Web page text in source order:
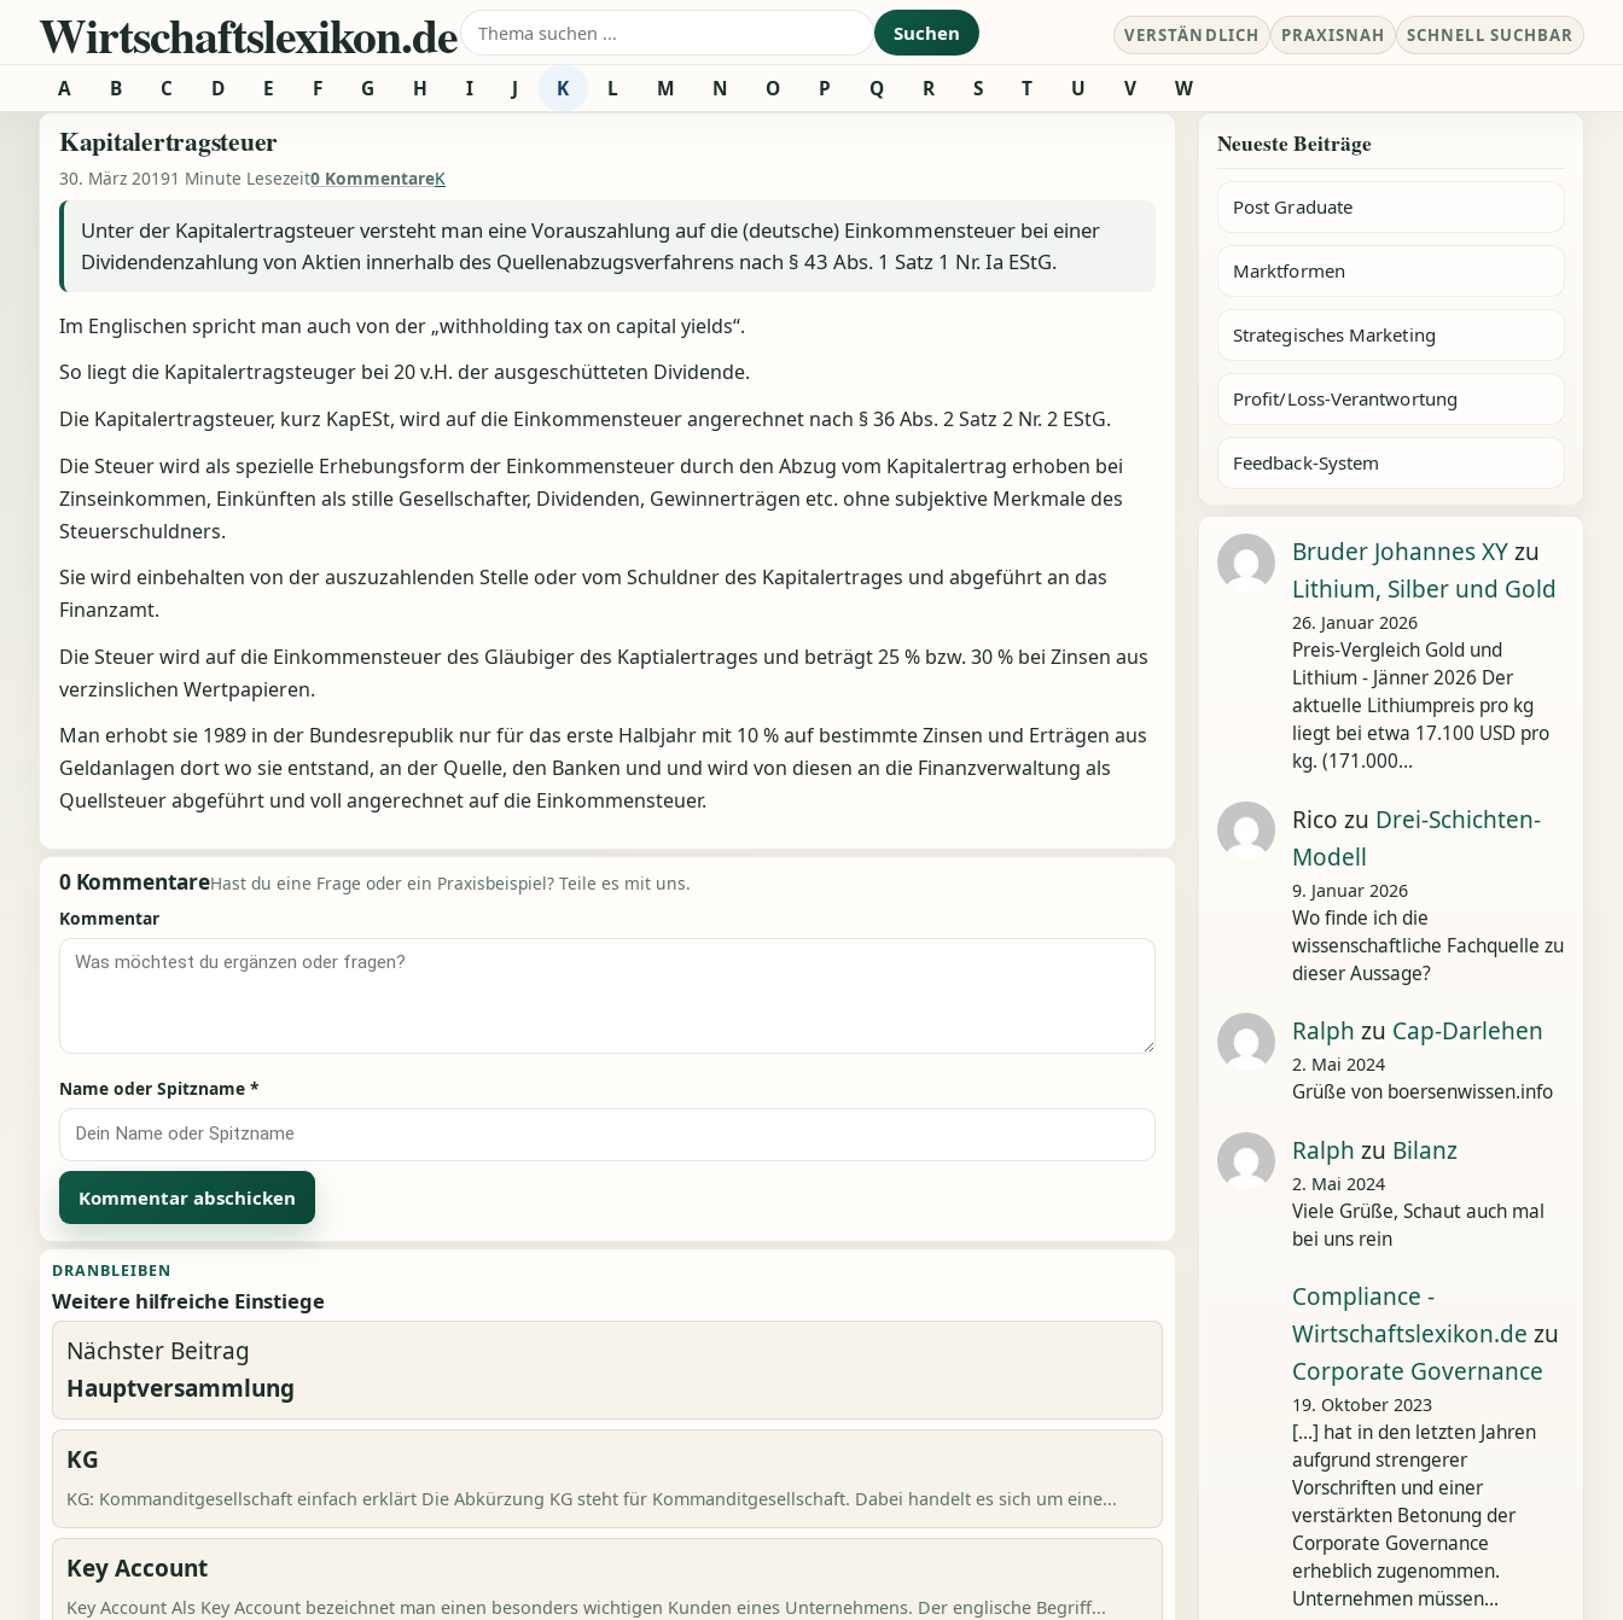
Zum Inhalt springen
Wirtschaftslexikon.deSuche nach: Suchen VERSTÄNDLICH PRAXISNAH SCHNELL SUCHBAR
A B C D E F G H I J K L M N O P Q R S T U V W
Kapitalertragsteuer
30. März 20191 Minute Lesezeit0 KommentareK
Unter der Kapitalertragsteuer versteht man eine Vorauszahlung auf die (deutsche) Einkommensteuer bei einer
Dividendenzahlung von Aktien innerhalb des Quellenabzugsverfahrens nach § 43 Abs. 1 Satz 1 Nr. Ia EStG.
Im Englischen spricht man auch von der „withholding tax on capital yields“.
So liegt die Kapitalertragsteuger bei 20 v.H. der ausgeschütteten Dividende.
Die Kapitalertragsteuer, kurz KapESt, wird auf die Einkommensteuer angerechnet nach § 36 Abs. 2 Satz 2 Nr. 2 EStG.
Die Steuer wird als spezielle Erhebungsform der Einkommensteuer durch den Abzug vom Kapitalertrag erhoben bei
Zinseinkommen, Einkünften als stille Gesellschafter, Dividenden, Gewinnerträgen etc. ohne subjektive Merkmale des
Steuerschuldners.
Sie wird einbehalten von der auszuzahlenden Stelle oder vom Schuldner des Kapitalertrages und abgeführt an das
Finanzamt.
Die Steuer wird auf die Einkommensteuer des Gläubiger des Kaptialertrages und beträgt 25 % bzw. 30 % bei Zinsen aus
verzinslichen Wertpapieren.
Man erhobt sie 1989 in der Bundesrepublik nur für das erste Halbjahr mit 10 % auf bestimmte Zinsen und Erträgen aus
Geldanlagen dort wo sie entstand, an der Quelle, den Banken und und wird von diesen an die Finanzverwaltung als
Quellsteuer abgeführt und voll angerechnet auf die Einkommensteuer.
0 KommentareHast du eine Frage oder ein Praxisbeispiel? Teile es mit uns.
Kommentar
Name oder Spitzname *
Alternative:
DRANBLEIBEN
Weitere hilfreiche Einstiege
Nächster Beitrag
Hauptversammlung
KG
KG: Kommanditgesellschaft einfach erklärt Die Abkürzung KG steht für Kommanditgesellschaft. Dabei handelt es sich um eine...
Key Account
Key Account Als Key Account bezeichnet man einen besonders wichtigen Kunden eines Unternehmens. Der englische Begriff...
Neueste Beiträge
Post Graduate
Marktformen
Strategisches Marketing
Profit/Loss-Verantwortung
Feedback-System
Bruder Johannes XYzu
Lithium, Silber und Gold
26. Januar 2026
Preis-Vergleich Gold und
Lithium - Jänner 2026 Der
aktuelle Lithiumpreis pro kg
liegt bei etwa 17.100 USD pro
kg. (171.000…
Rico zu Drei-Schichten-
Modell
9. Januar 2026
Wo finde ich die
wissenschaftliche Fachquelle zu
dieser Aussage?
Ralph zu Cap-Darlehen
2. Mai 2024
Grüße von boersenwissen.info
Ralph zu Bilanz
2. Mai 2024
Viele Grüße, Schaut auch mal
bei uns rein
Compliance -
Wirtschaftslexikon.de zu
Corporate Governance
19. Oktober 2023
[…] hat in den letzten Jahren
aufgrund strengerer
Vorschriften und einer
verstärkten Betonung der
Corporate Governance
erheblich zugenommen.
Unternehmen müssen…